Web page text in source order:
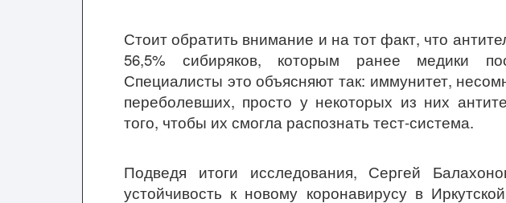
Стоит обратить внимание и на тот факт, что
56,5% сибиряков, которым ранее медики
Специалисты это объясняют так: иммунитет,
переболевших, просто у некоторых из них
того, чтобы их смогла распознать тест-система.
Подведя итоги исследования, Сергей
устойчивость к новому коронавирусу в